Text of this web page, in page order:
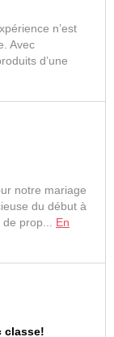
n’est
Avec
d’une
notre mariage
du début à
de prop... En
classe!